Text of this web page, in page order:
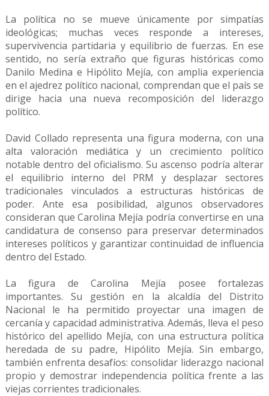
La política no se mueve únicamente por simpatías
ideológicas; muchas veces responde a intereses,
supervivencia partidaria y equilibrio de fuerzas. En ese
sentido, no sería extraño que figuras históricas como
Danilo Medina e Hipólito Mejía, con amplia experiencia
en el ajedrez político nacional, comprendan que el país se
dirige hacia una nueva recomposición del liderazgo
político.
David Collado representa una figura moderna, con una
alta valoración mediática y un crecimiento político
notable dentro del oficialismo. Su ascenso podría alterar
el equilibrio interno del PRM y desplazar sectores
tradicionales vinculados a estructuras históricas de
poder. Ante esa posibilidad, algunos observadores
consideran que Carolina Mejía podría convertirse en una
candidatura de consenso para preservar determinados
intereses políticos y garantizar continuidad de influencia
dentro del Estado.
La figura de Carolina Mejía posee fortalezas
importantes. Su gestión en la alcaldía del Distrito
Nacional le ha permitido proyectar una imagen de
cercanía y capacidad administrativa. Además, lleva el peso
histórico del apellido Mejía, con una estructura política
heredada de su padre, Hipólito Mejía. Sin embargo,
también enfrenta desafíos: consolidar liderazgo nacional
propio y demostrar independencia política frente a las
viejas corrientes tradicionales.